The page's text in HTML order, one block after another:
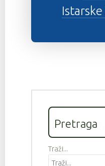
Pretraga
Traži...